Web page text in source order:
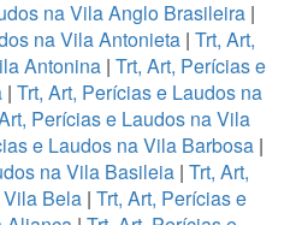
na Vila Anglo Brasileira |
na Vila Antonieta | Trt, Art,
Antonina| Trt, Art, Perícias e
| Trt, Art, Perícias e Laudos na
Perícias e Laudos na Vila
e Laudos na Vila Barbosa|
na Vila Basileia | Trt, Art,
Bela | Trt, Art, Perícias e